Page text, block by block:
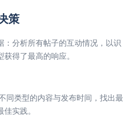
策
：分析所有帖子的互动情况，以识
得了最高的响应。
同类型的内容与发布时间，找出最
实践。